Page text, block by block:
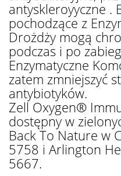
antyskleroyyczne .
pochodzące z
Drożdży mogą
podczas i po
Enzymatyczne
zatem zmniejszyć
antybiotyków.
Zell Oxygen®
dostępny w
Back To Nature w
5758 i Arlington
5667.